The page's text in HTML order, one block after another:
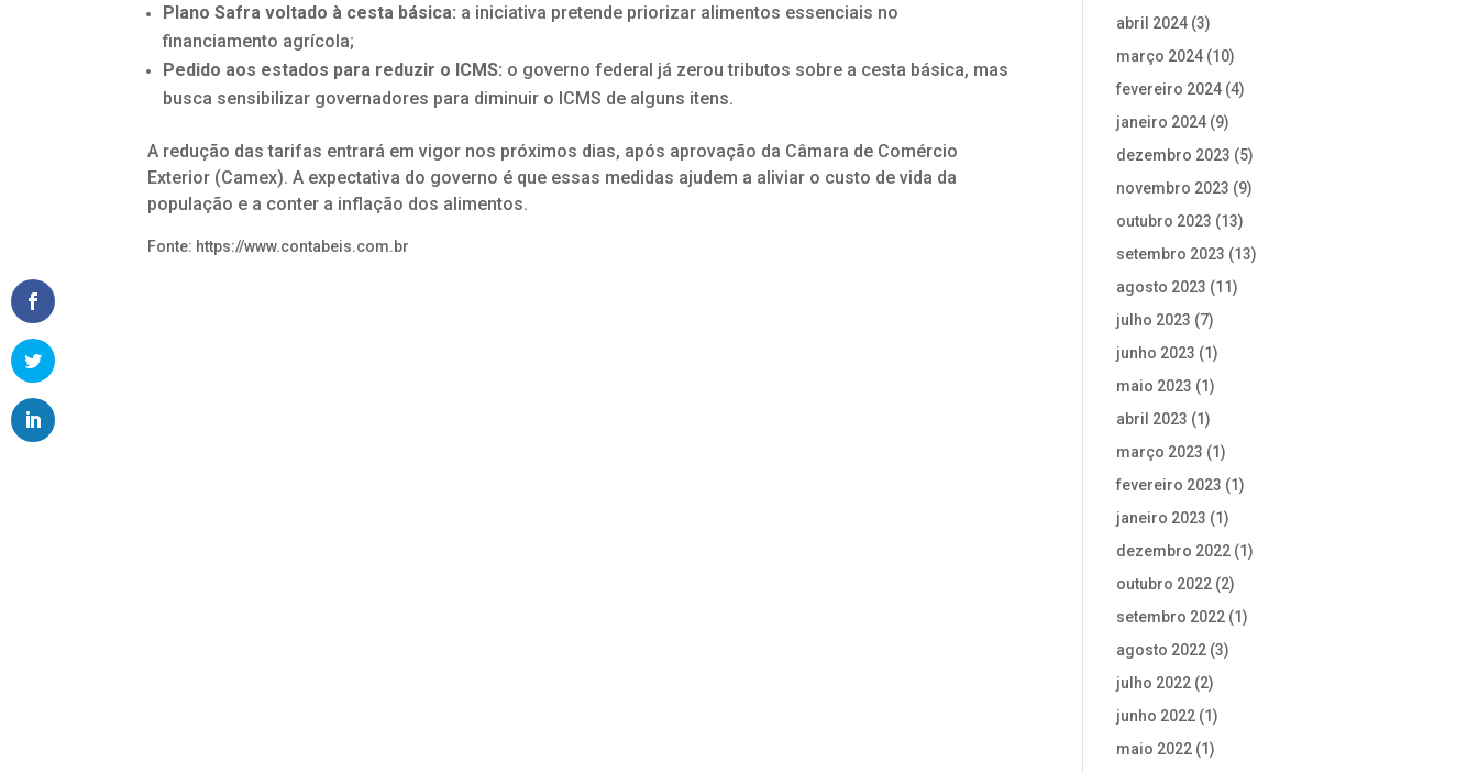
Plano Safra voltado à cesta básica: a iniciativa pretende priorizar alimentos essenciais no
financiamento agrícola;
Pedido aos estados para reduzir o ICMS: o governo federal já zerou tributos sobre a cesta básica, mas
busca sensibilizar governadores para diminuir o ICMS de alguns itens.
A redução das tarifas entrará em vigor nos próximos dias, após aprovação da Câmara de Comércio
Exterior (Camex). A expectativa do governo é que essas medidas ajudem a aliviar o custo de vida da
população e a conter a inflação dos alimentos.
Fonte: https://www.contabeis.com.br
abril 2024 (3)
março 2024 (10)
fevereiro 2024 (4)
janeiro 2024 (9)
dezembro 2023 (5)
novembro 2023 (9)
outubro 2023 (13)
setembro 2023 (13)
agosto 2023 (11)
julho 2023 (7)
junho 2023 (1)
maio 2023 (1)
abril 2023 (1)
março 2023 (1)
fevereiro 2023 (1)
janeiro 2023 (1)
dezembro 2022 (1)
outubro 2022 (2)
setembro 2022 (1)
agosto 2022 (3)
julho 2022 (2)
junho 2022 (1)
maio 2022 (1)